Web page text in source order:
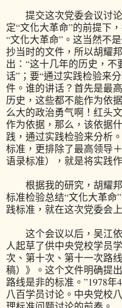
提交这次党委会议讨论
定“文化大革命”的前提下
“文化大革命”。这当然不
抄当时的文件，所以胡耀
出：“这十几年的历史，
话”；要“通过实践检验来
件。谁的讲话？首先是最
历史，这些都不能作为依
么大的政治勇气啊！红头
作为依据，那么，该依据
践，通过实践检验来分析
标准，更排除了最高领导
语录标准），就是将实践
根据我的研究，胡耀邦
标准检验总结“文化大革命
践标准，就在这次党委会
这个会议以后，吴江依
人起草了供中央党校学员
次、第十次、第十一次路
稿）》。这个文件明确提
路线是非的标准。”1978
八百学员讨论。中央党校